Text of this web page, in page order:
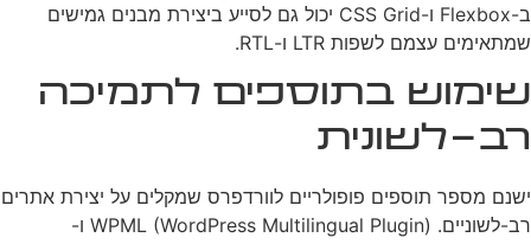
ב-Flexbox ו-CSS Grid יכול גם לסייע ביצירת מבנים גמישים
שמתאימים עצמם לשפות LTR ו-RTL.
שימוש בתוספים לתמיכה
רב-לשונית
ישנם מספר תוספים פופולריים לוורדפרס שמקלים על יצירת אתרים
רב-לשוניים. WPML (WordPress Multilingual Plugin) ו-